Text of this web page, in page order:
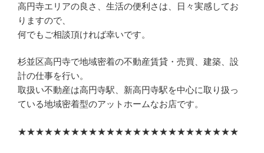
高円寺エリアの良さ、生活の便利さは、日々実感してお
りますので、
何でもご相談頂ければ幸いです。
杉並区高円寺で地域密着の不動産賃貸・売買、建築、設
計の仕事を行い。
取扱い不動産は高円寺駅、新高円寺駅を中心に取り扱っ
ている地域密着型のアットホームなお店です。
★★★★★★★★★★★★★★★★★★★★★★★★★